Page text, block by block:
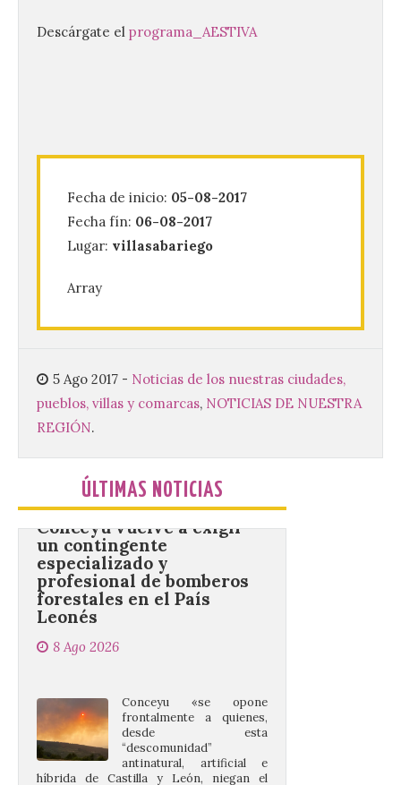
Descárgate el programa_AESTIVA
Fecha de inicio: 05-08-2017
Fecha fín: 06-08-2017
Lugar: villasabariego
Array
5 Ago 2017 - Noticias de los nuestras ciudades,
pueblos, villas y comarcas, NOTICIAS DE NUESTRA
REGIÓN.
ÚLTIMAS NOTICIAS
creación musical con el I
Composición Coral Sacra
8 Ago 2026
premio de 3.000 euros. Las candidaturas
podrán presentarse hasta el 30 de
noviembre. La Universidad, a […]
Conceyu vuelve a exigir
un contingente
profesional de bomberos
forestales en el País
Leonés
8 Ago 2026
“descomunidad”
antinatural, artificial e
híbrida de Castilla y León, niegan el
cambio climático y anteponen el fomento
de la tauromaquia a una prevención real
de los incendios. Conceyu Pais Llionés